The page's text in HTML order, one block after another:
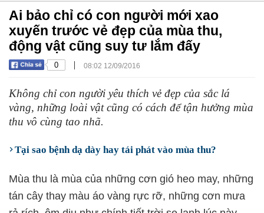
Ai bảo chỉ có con người mới xao
xuyến trước vẻ đẹp của mùa thu,
động vật cũng suy tư lắm đấy
0 | 08:02 12/09/2016
Không chỉ con người yêu thích vẻ đẹp của sắc lá
vàng, những loài vật cũng có cách để tận hưởng mùa
thu vô cùng tao nhã.
Tại sao bệnh dạ dày hay tái phát vào mùa thu?
Mùa thu là mùa của những cơn gió heo may, những
tán cây thay màu áo vàng rực rỡ, những cơn mưa